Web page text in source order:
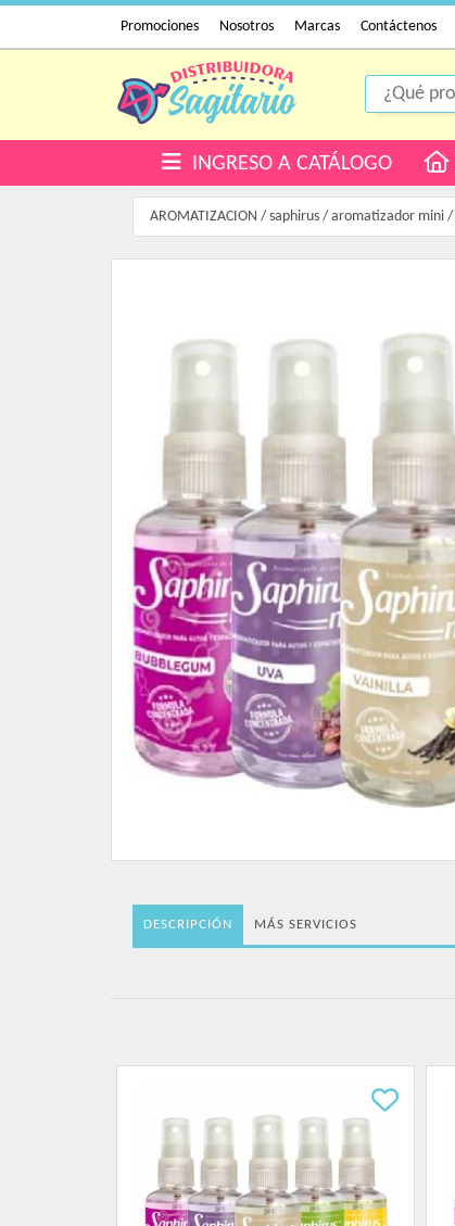
Promociones Nosotros Marcas Contáctenos
INGRESO A CATÁLOGO
AROMATIZACION / saphirus / aromatizador mini /
DESCRIPCIÓN MÁS SERVICIOS